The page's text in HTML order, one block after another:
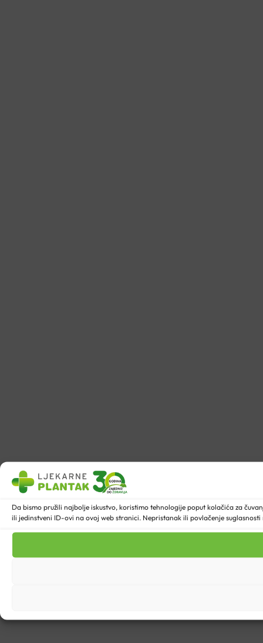
Da bismo pružili najbolje iskustvo, koristimo tehnologije poput kolačića za
ili jedinstveni ID-ovi na ovoj web stranici. Nepristanak ili povlačenje